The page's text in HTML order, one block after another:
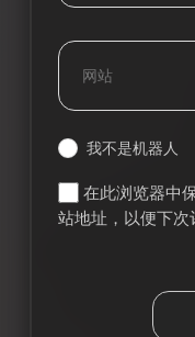
我不是机器人
在此浏览器中
站地址，以便下次